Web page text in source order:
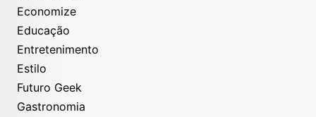
Economize
Educação
Entretenimento
Estilo
Futuro Geek
Gastronomia